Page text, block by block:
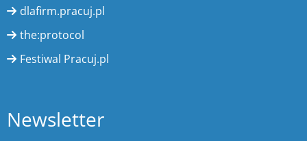
dlafirm.pracuj.pl
the:protocol
Festiwal Pracuj.pl
Newsletter